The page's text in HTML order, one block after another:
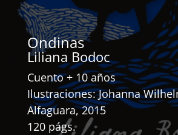
Ondinas
Liliana Bodoc
Cuento + 10 años
Ilustraciones: Johanna
Alfaguara, 2015
120 págs.